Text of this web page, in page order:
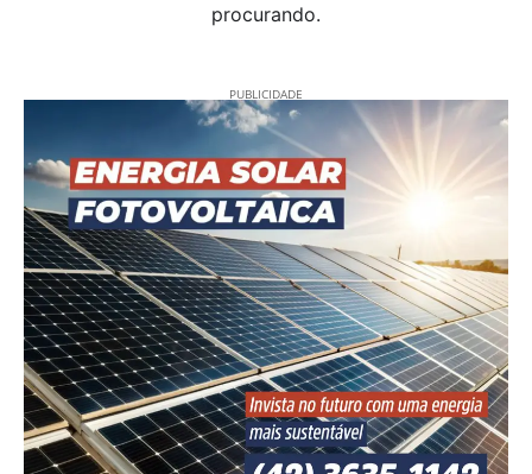
procurando.
PUBLICIDADE